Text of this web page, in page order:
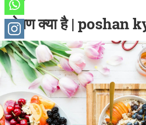
पोषण क्या है | poshan